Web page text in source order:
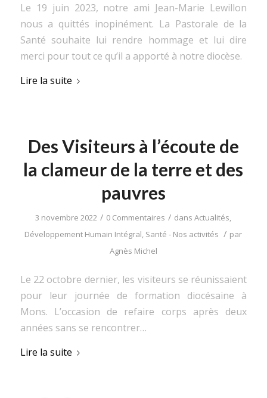
Le 19 juin 2023, notre ami Jean-Marie Lewillon
nous a quittés inopinément. La Pastorale de la
Santé souhaite lui rendre hommage et lui dire
merci pour tout ce qu’il a apporté à notre diocèse.
Lire la suite
Des Visiteurs à l’écoute de
la clameur de la terre et des
pauvres
3 novembre 2022 / 0 Commentaires / dansActualités,
Développement Humain Intégral, Santé - Nos activités / par
Agnès Michel
Le 22 octobre dernier, les visiteurs se réunissaient
pour leur journée de formation diocésaine à
Mons. L’occasion de refaire corps après deux
années sans se rencontrer…
Lire la suite